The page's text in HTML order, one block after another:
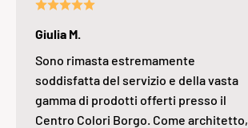
Giulia M.
Sono rimasta estremamente
soddisfatta del servizio e della vasta
gamma di prodotti offerti presso il
Centro Colori Borgo. Come architetto,